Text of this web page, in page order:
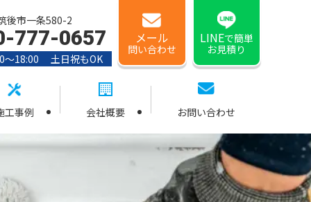
工事例 会社概要 お問い合わせ
後市一条580-2
777-0657
〜18:00 土日祝もOK
メール
問い合わせ
LINEで簡単
お見積り